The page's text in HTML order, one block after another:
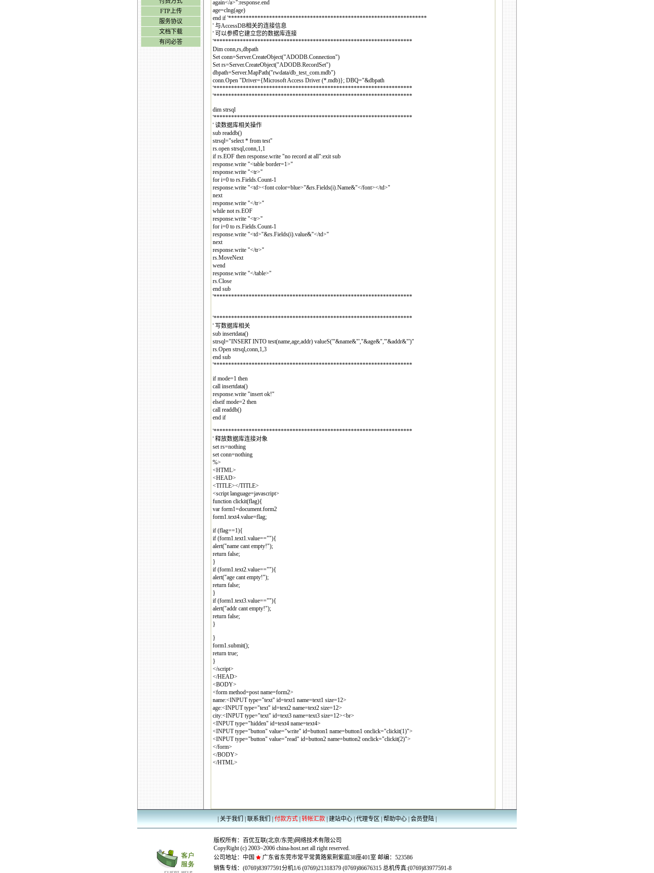
FTP上传
服务协议
文档下载
有问必答
again</a>":response.end
age=clng(age)
end if '********************************************************************
' 与AccessDB相关的连接信息
' 可以参照它建立您的数据库连接
'********************************************************************
Dim conn,rs,dbpath
Set conn=Server.CreateObject("ADODB.Connection")
Set rs=Server.CreateObject("ADODB.RecordSet")
dbpath=Server.MapPath("rwdata/db_test_com.mdb")
conn.Open "Driver={Microsoft Access Driver (*.mdb)}; DBQ="&dbpath
'********************************************************************
'********************************************************************
dim strsql
'********************************************************************
' 读数据库相关操作
sub readdb()
strsql="select * from test"
rs.open strsql,conn,1,1
if rs.EOF then response.write "no record at all":exit sub
response.write "<table border=1>"
response.write "<tr>"
for i=0 to rs.Fields.Count-1
response.write "<td><font color=blue>"&rs.Fields(i).Name&"</font></td>"
next
response.write "</tr>"
while not rs.EOF
response.write "<tr>"
for i=0 to rs.Fields.Count-1
response.write "<td>"&rs.Fields(i).value&"</td>"
next
response.write "</tr>"
rs.MoveNext
wend
response.write "</table>"
rs.Close
end sub
'********************************************************************
'********************************************************************
' 写数据库相关
sub insertdata()
strsql="INSERT INTO test(name,age,addr) valueS('"&name&"',"&age&",'"&addr&"')"
rs.Open strsql,conn,1,3
end sub
'********************************************************************
if mode=1 then
call insertdata()
response.write "insert ok!"
elseif mode=2 then
call readdb()
end if
'********************************************************************
' 释放数据库连接对象
set rs=nothing
set conn=nothing
%>
<HTML>
<HEAD>
<TITLE></TITLE>
<script language=javascript>
function clickit(flag){
var form1=document.form2
form1.text4.value=flag;
if (flag==1){
if (form1.text1.value==""){
alert("name cant empty!");
return false;
}
if (form1.text2.value==""){
alert("age cant empty!");
return false;
}
if (form1.text3.value==""){
alert("addr cant empty!");
return false;
}
}
form1.submit();
return true;
}
</script>
</HEAD>
<BODY>
<form method=post name=form2>
name:<INPUT type="text" id=text1 name=text1 size=12>
age:<INPUT type="text" id=text2 name=text2 size=12>
city:<INPUT type="text" id=text3 name=text3 size=12><br>
<INPUT type="hidden" id=text4 name=text4>
<INPUT type="button" value="write" id=button1 name=button1 onclick="clickit(1)">
<INPUT type="button" value="read" id=button2 name=button2 onclick="clickit(2)">
</form>
</BODY>
</HTML>
|关于我们 联系我们| 付款方式 |转帐汇款| 建站中心 |代理专区| 帮助中心 会员登陆|
版权所有：百优互联(北京/东莞)网络技术有限公司
CopyRight (c) 2003~2006 china-host.net all right reserved.
公司地址： 中国
广东省东莞市常平常黄路紫荆紫庭38座401室 邮编：523586
销售专线： (0769)83977591分机1/6 (0769)21318379 (0769)86676315 总机传真:(0769)83977591-8